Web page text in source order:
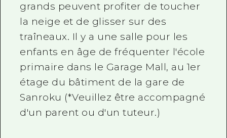
grands peuvent profiter de toucher
la neige et de glisser sur des
traîneaux. Il y a une salle pour les
enfants en âge de fréquenter l'école
primaire dans le Garage Mall, au 1er
étage du bâtiment de la gare de
Sanroku (*Veuillez être accompagné
d'un parent ou d'un tuteur.)